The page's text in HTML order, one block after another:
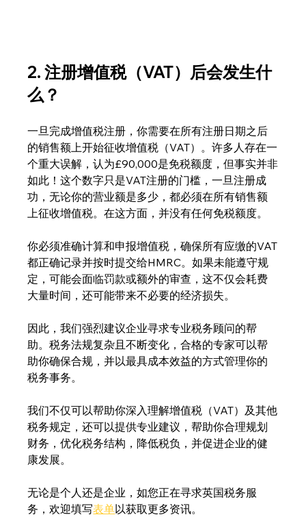
2. 注册增值税（VAT）后会发生什
么？
一旦完成增值税注册，你需要在所有注册日期之后
的销售额上开始征收增值税（VAT）。许多人存在一
个重大误解，认为£90,000是免税额度，但事实并非
如此！这个数字只是VAT注册的门槛，一旦注册成
功，无论你的营业额是多少，都必须在所有销售额
上征收增值税。在这方面，并没有任何免税额度。
你必须准确计算和申报增值税，确保所有应缴的VAT
都正确记录并按时提交给HMRC。如果未能遵守规
定，可能会面临罚款或额外的审查，这不仅会耗费
大量时间，还可能带来不必要的经济损失。
因此，我们强烈建议企业寻求专业税务顾问的帮
助。税务法规复杂且不断变化，合格的专家可以帮
助你确保合规，并以最具成本效益的方式管理你的
税务事务。
我们不仅可以帮助你深入理解增值税（VAT）及其他
税务规定，还可以提供专业建议，帮助你合理规划
财务，优化税务结构，降低税负，并促进企业的健
康发展。
无论是个人还是企业，如您正在寻求英国税务服
务，欢迎填写表单以获取更多资讯。